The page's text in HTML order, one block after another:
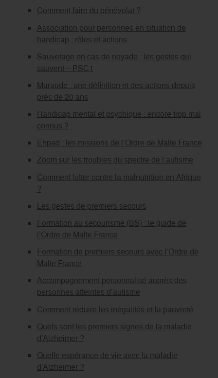
Comment faire du bénévolat ?
Association pour personnes en situation de
handicap : rôles et actions
Sauvetage en cas de noyade : les gestes qui
sauvent – PSC1
Maraude : une définition et des actions depuis
près de 20 ans
Handicap mental et psychique : encore trop mal
connus ?
Ehpad : les missions de l’Ordre de Malte France
Zoom sur les troubles du spectre de l’autisme
Comment lutter contre la malnutrition en Afrique
?
Les gestes de premiers secours
Formation au secourisme (BS) : le guide de
l’Ordre de Malte France
Formation de premiers secours avec l’Ordre de
Malte France
Accompagnement personnalisé auprès des
personnes atteintes d’autisme
Comment réduire les inégalités et la pauvreté
Quels sont les premiers signes de la maladie
d’Alzheimer ?
Quelle espérance de vie avec la maladie
d’Alzheimer ?